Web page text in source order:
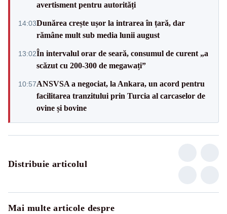
avertisment pentru autorități
14:03Dunărea crește ușor la intrarea în țară, dar
rămâne mult sub media lunii august
13:02În intervalul orar de seară, consumul de curent „a
scăzut cu 200-300 de megawați”
10:57ANSVSA a negociat, la Ankara, un acord pentru
facilitarea tranzitului prin Turcia al carcaselor de
ovine și bovine
Distribuie articolul
Mai multe articole despre